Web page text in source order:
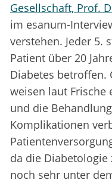
Gesellschaft, Prof.
im esanum-
verstehen. Jeder 5.
Patient über 20
Diabetes betroffen.
weisen laut
und die
Komplikationen
da die
noch sehr unter